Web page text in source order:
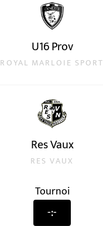
U16 Prov
ROYAL MARLOIE SPORT
Res Vaux
RES VAUX
Tournoi
-:-